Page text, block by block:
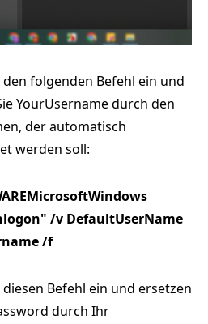
den folgenden Befehl ein und
YourUsername durch den
der automatisch
werden soll:
/v DefaultUserName
/f
diesen Befehl ein und ersetzen
durch Ihr